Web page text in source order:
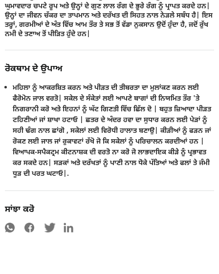
ਘੁਮਾਵਦਾਰ ਚਪਟੇ ਰੂਪ ਅਤੇ ਉਨ੍ਹਾਂ ਦੇ ਗੁਣ ਲਾਲ ਰੰਗ ਦੇ ਭੂਰੇ ਰੰਗ ਨੂੰ ਪ੍ਰਾਪਤ ਕਰਦੇ ਹਨ|
ਉਨ੍ਹਾਂ ਦਾ ਜੀਵਨ ਚੱਕਰ ਦਾ ਤਾਪਮਾਨ ਅਤੇ ਦਰੱਖਤ ਦੀ ਸਿਹਤ ਨਾਲ ਨੇੜਲੇ ਸਬੰਧ ਹੈ| ਇਸ
ਤਰ੍ਹਾਂ, ਗਰਮੀਆਂ ਦੇ ਅੰਤ ਵਿੱਚ ਆਮ ਤੌਰ ਤੇ ਸਭ ਤੋਂ ਵੱਡਾ ਨੁਕਸਾਨ ਉਦੋਂ ਹੁੰਦਾ ਹੈ, ਜਦੋਂ ਰੁੱਖ
ਨਮੀ ਦੇ ਤਣਾਅ ਤੋਂ ਪੀੜਿਤ ਹੁੰਦੇ ਹਨ|
ਰੋਕਥਾਮ ਦੇ ਉਪਾਅ
ਮਹਿਲਾ ਨੂੰ ਆਕਰਸ਼ਿਤ ਕਰਨ ਅਤੇ ਪੀੜਤ ਦੀ ਤੀਬਰਤਾ ਦਾ ਮੁਲਾਂਕਣ ਕਰਨ ਲਈ
ਫੈਰੋਮੋਨ ਜਾਲ ਵਰਤੋ| ਸਕੇਲ ਦੇ ਸੰਕੇਤਾਂ ਲਈ ਆਪਣੇ ਬਾਗਾਂ ਦੀ ਨਿਯਮਿਤ ਤੌਰ 'ਤੇ
ਨਿਗਰਾਨੀ ਕਰੋ ਅਤੇ ਇਹਨਾਂ ਨੂੰ ਘੱਟ ਗਿਣਤੀ ਵਿੱਚ ਛਿੱਲ ਦੋ | ਬਹੁਤ ਜ਼ਿਆਦਾ ਪੀੜਤ
ਟਹਿਣੀਆਂ ਜਾਂ ਸ਼ਾਖਾ ਹਟਾਓ | ਛਤਰ ਦੇ ਅੰਦਰ ਹਵਾ ਦਾ ਸੁਧਾਰ ਕਰਨ ਲਈ ਪੇੜਾਂ ਨੂੰ
ਸਹੀ ਢੰਗ ਨਾਲ ਛਾਂਗੋ , ਸਕੇਲਾਂ ਲਈ ਵਿਰੋਧੀ ਹਾਲਾਤ ਬਣਾਉ| ਕੀੜੀਆਂ ਨੂੰ ਫੜਨ ਜਾਂ
ਰੋਕਣ ਲਈ ਜਾਲ ਜਾਂ ਰੁਕਾਵਟਾਂ ਰੱਖੋ ਜੋ ਕਿ ਸਕੇਲਾਂ ਨੂੰ ਪਰਿਚਾਲਨ ਕਰਦੀਆਂ ਹਨ |
ਵਿਆਪਕ-ਸਪੈਕਟ੍ਰਮ ਕੀਟਨਾਸ਼ਕ ਦੀ ਵਰਤੋ ਨਾ ਕਰੋ ਜੋ ਲਾਭਦਾਇਕ ਕੀੜੇ ਨੂੰ ਪ੍ਰਭਾਵਤ
ਕਰ ਸਕਦੇ ਹਨ| ਸੜਕਾਂ ਅਤੇ ਦਰੱਖਤਾਂ ਨੂੰ ਪਾਣੀ ਨਾਲ ਧੋਕੇ ਪੱਤਿਆਂ ਅਤੇ ਫਲਾਂ ਤੇ ਜੰਮੀ
ਧੂੜ ਦੀ ਪਰਤ ਘਟਾਓ|.
ਸਾਂਝਾ ਕਰੋ